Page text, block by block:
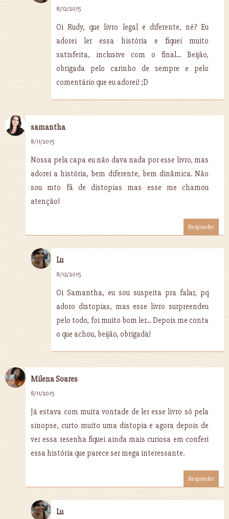
8/12/2015
Oi Rudy, que livro legal e diferente, né? Eu
adorei ler essa história e fiquei muito
satisfeita, inclusive com o final... Beijão,
obrigada pelo carinho de sempre e pelo
comentário que eu adorei! ;D
samantha
8/11/2015
Nossa pela capa eu não dava nada por esse livro, mas
adorei a história, bem diferente, bem dinâmica. Não
sou mto fã de distopias mas esse me chamou
atenção!
Responder
Lu
8/12/2015
Oi Samantha, eu sou suspeita pra falar, pq
adoro distopias, mas esse livro surpreendeu
pelo todo, foi muito bom ler... Depois me conta
o que achou, beijão, obrigada!
Milena Soares
8/11/2015
Já estava com muita vontade de ler esse livro só pela
sinopse, curto muito uma distopia e agora depois de
ver essa resenha fiquei ainda mais curiosa em conferi
essa história que parece ser mega interessante.
Responder
Lu